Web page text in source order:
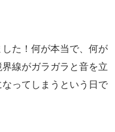
た！何が本当で、何が
線がガラガラと音を立
ってしまうという日で